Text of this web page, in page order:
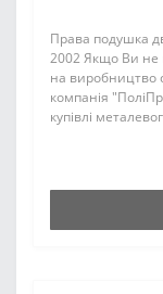
Права подушка
2002 Якщо Ви не
на виробництво
компанія
купівлі